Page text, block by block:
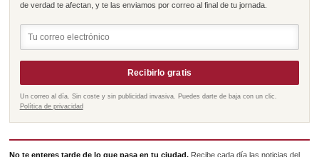
de verdad te afectan, y te las enviamos por correo al final de tu jornada.
Recibirlo gratis
Un correo al día. Sin coste y sin publicidad invasiva. Puedes darte de baja con un clic.
Política de privacidad
No te enteres tarde de lo que pasa en tu ciudad. Recibe cada día las noticias del